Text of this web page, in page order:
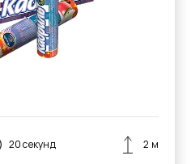
20 секунд 2 м